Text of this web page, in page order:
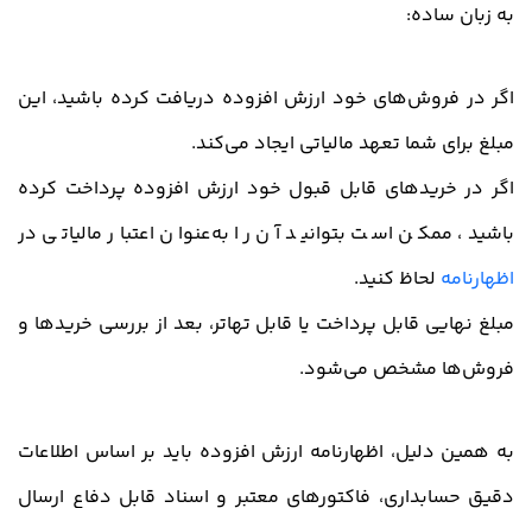
به زبان ساده:
اگر در فروش‌های خود ارزش افزوده دریافت کرده باشید، این
مبلغ برای شما تعهد مالیاتی ایجاد می‌کند.
اگر در خریدهای قابل قبول خود ارزش افزوده پرداخت کرده
باشید، ممکن است بتوانید آن را به‌عنوان اعتبار مالیاتی در
اظهارنامه لحاظ کنید.
مبلغ نهایی قابل پرداخت یا قابل تهاتر، بعد از بررسی خریدها و
فروش‌ها مشخص می‌شود.
به همین دلیل، اظهارنامه ارزش افزوده باید بر اساس اطلاعات
دقیق حسابداری، فاکتورهای معتبر و اسناد قابل دفاع ارسال